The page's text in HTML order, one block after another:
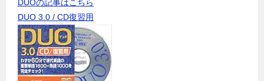
DUOの記事はこちら
DUO 3.0 / CD復習用